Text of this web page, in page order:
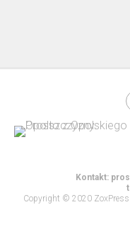
Kontakt:
Copyright © 2020 ZoxPress